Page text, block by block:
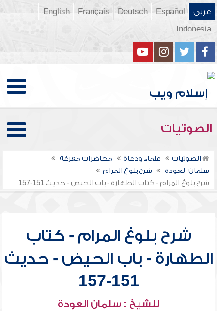
عربي Español
Deutsch
Français
English
Indonesia
الصوتيات
الصوتيات علماء ودعاة
محاضرات مفرغة
سلمان العودة
شرح بلوغ المرام
شرح بلوغ المرام - كتاب الطهارة - باب الحيض - حديث 151-157
شرح بلوغ المرام - كتاب
الطهارة - باب الحيض - حديث
151-157
للشيخ : سلمان العودة